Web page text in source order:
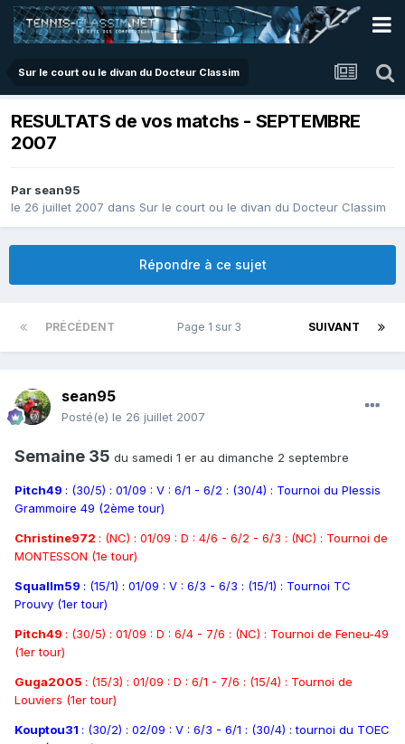
Sur le court ou le divan du Docteur Classim
RESULTATS de vos matchs - SEPTEMBRE
2007
Par sean95
le 26 juillet 2007 dans Sur le court ou le divan du Docteur Classim
Répondre à ce sujet
PRÉCÉDENT SUIVANT
Page 1 sur 3
sean95
Posté(e) le 26 juillet 2007
Semaine 35 du samedi 1 er au dimanche 2 septembre
Pitch49 : (30/5) : 01/09 : V : 6/1 - 6/2 : (30/4) : Tournoi du Plessis
Grammoire 49 (2ème tour)
Christine972 : (NC) : 01/09 : D : 4/6 - 6/2 - 6/3 : (NC) : Tournoi de
MONTESSON (1e tour)
Squallm59 : (15/1) : 01/09 : V : 6/3 - 6/3 : (15/1) : Tournoi TC
Prouvy (1er tour)
Pitch49 : (30/5) : 01/09 : D : 6/4 - 7/6 : (NC) : Tournoi de Feneu-49
(1er tour)
Guga2005 : (15/3) : 01/09 : D : 6/1 - 7/6 : (15/4) : Tournoi de
Louviers (1er tour)
Kouptou31 : (30/2) : 02/09 : V : 6/3 - 6/1 : (30/4) : tournoi du TOEC